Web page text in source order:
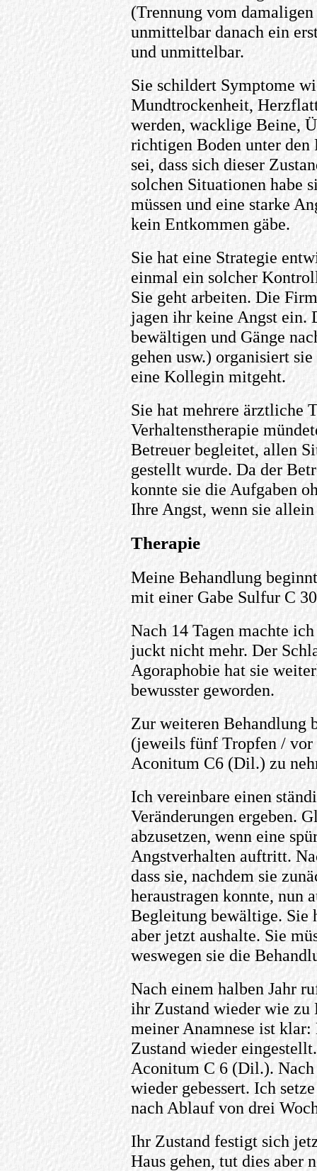
(Trennung vom
unmittelbar danach ein
und unmittelbar.
Sie schildert Symptome
Mundtrockenheit,
werden, wacklige Beine,
richtigen Boden unter den
sei, dass sich dieser
solchen Situationen habe
müssen und eine starke
kein Entkommen gäbe.
Sie hat eine Strategie
einmal ein solcher
Sie geht arbeiten. Die
jagen ihr keine Angst ein.
bewältigen und Gänge
gehen usw.) organisiert
eine Kollegin mitgeht.
Sie hat mehrere ärztliche
Verhaltenstherapie
Betreuer begleitet, allen
gestellt wurde. Da der
konnte sie die Aufgaben
Ihre Angst, wenn sie
Therapie
Meine Behandlung
mit einer Gabe Sulfur C
Nach 14 Tagen machte
juckt nicht mehr. Der
Agoraphobie hat sie
bewusster geworden.
Zur weiteren Behandlung
(jeweils fünf Tropfen / vor
Aconitum C6 (Dil.) zu
Ich vereinbare einen
Veränderungen ergeben.
abzusetzen, wenn eine
Angstverhalten auftritt.
dass sie, nachdem sie
heraustragen konnte, nun
Begleitung bewältige. Sie
aber jetzt aushalte. Sie
weswegen sie die
Nach einem halben Jahr
ihr Zustand wieder wie zu
meiner Anamnese ist
Zustand wieder
Aconitum C 6 (Dil.). Nach
wieder gebessert. Ich
nach Ablauf von drei
Ihr Zustand festigt sich
Haus gehen, tut dies aber